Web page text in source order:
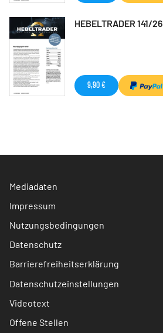
HEBELTRADER 141/26
9,90 €
Mediadaten
Impressum
Nutzungsbedingungen
Datenschutz
Barrierefreiheitserklärung
Datenschutzeinstellungen
Videotext
Offene Stellen